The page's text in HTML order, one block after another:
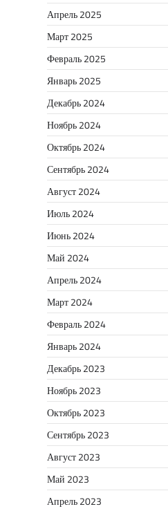
Апрель 2025
Март 2025
Февраль 2025
Январь 2025
Декабрь 2024
Ноябрь 2024
Октябрь 2024
Сентябрь 2024
Август 2024
Июль 2024
Июнь 2024
Май 2024
Апрель 2024
Март 2024
Февраль 2024
Январь 2024
Декабрь 2023
Ноябрь 2023
Октябрь 2023
Сентябрь 2023
Август 2023
Май 2023
Апрель 2023